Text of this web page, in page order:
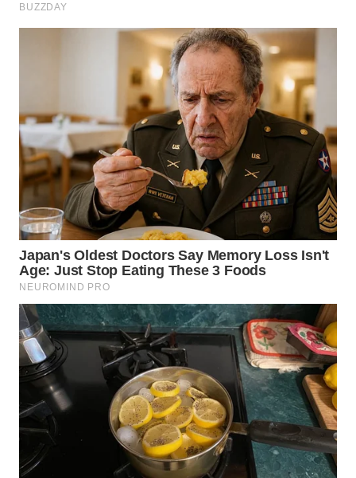
WN
CIANJUR
WN
TANGERANG
WN
BINJAI
WN
CIREBON
WN
INDRAMAYU
WN
KUNINGAN
MAJALENGKA